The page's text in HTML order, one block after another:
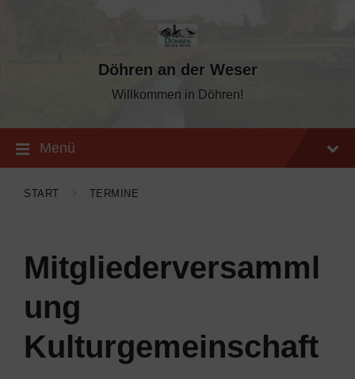
Döhren an der Weser
Willkommen in Döhren!
Menü
START TERMINE
Mitgliederversamml
ung
Kulturgemeinschaft